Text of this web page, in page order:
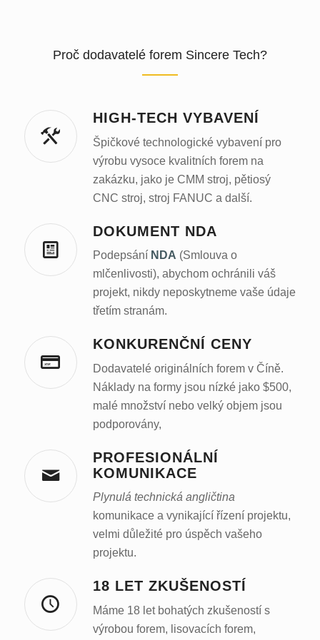
Proč dodavatelé forem Sincere Tech?
HIGH-TECH VYBAVENÍ
Špičkové technologické vybavení pro
výrobu vysoce kvalitních forem na
zakázku, jako je CMM stroj, pětiosý
CNC stroj, stroj FANUC a další.
DOKUMENT NDA
Podepsání NDA (Smlouva o
mlčenlivosti), abychom ochránili váš
projekt, nikdy neposkytneme vaše údaje
třetím stranám.
KONKURENČNÍ CENY
Dodavatelé originálních forem v Číně.
Náklady na formy jsou nízké jako $500,
malé množství nebo velký objem jsou
podporovány,
PROFESIONÁLNÍ
KOMUNIKACE
Plynulá technická angličtina
komunikace a vynikající řízení projektu,
velmi důležité pro úspěch vašeho
projektu.
18 LET ZKUŠENOSTÍ
Máme 18 let bohatých zkušeností s
výrobou forem, lisovacích forem,